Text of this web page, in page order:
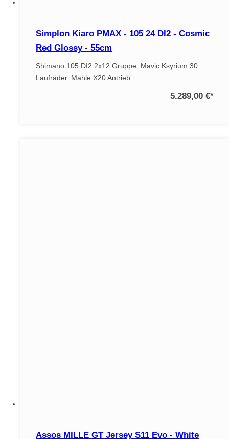
Simplon Kiaro PMAX - 105 24 DI2 - Cosmic
Red Glossy - 55cm
Shimano 105 DI2 2x12 Gruppe. Mavic Ksyrium 30
Laufräder. Mahle X20 Antrieb.
5.289,00 €*
Assos MILLE GT Jersey S11 Evo - White